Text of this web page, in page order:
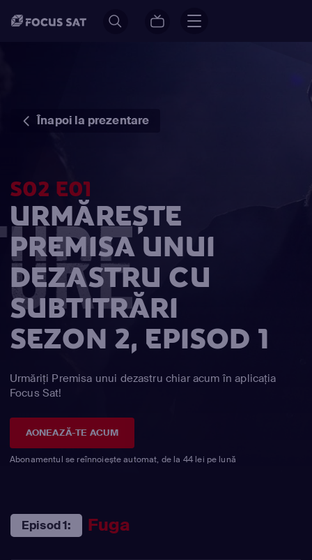
Înapoi la prezentare
S02 E01
URMĂREȘTE
PREMISA UNUI
DEZASTRU CU
SUBTITRĂRI
SEZON 2, EPISOD 1
Urmăriți Premisa unui dezastru chiar acum în aplicația
Focus Sat!
AONEAZĂ-TE ACUM
Abonamentul se reînnoiește automat, de la 44 lei pe lună
Episod 1: Fuga